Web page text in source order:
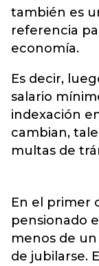
también es
referencia
economía.
Es decir,
salario
indexación
cambian,
multas de
En el primer
pensionado
menos de
de jubilarse.